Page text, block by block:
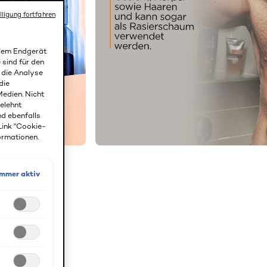
Extreme
die
Endgerät
sind für den
Analyse
Nicht
ebenfalls
"Cookie-
aktiv
fortfahren